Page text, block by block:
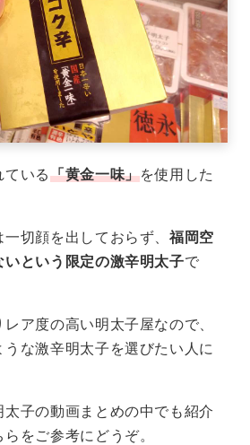
ている「黄金一味」を使用した
一切顔を出しておらず、福岡空
という限定の激辛明太子で
ア度の高い明太子屋なので、
な激辛明太子を選びたい人に
子の動画まとめの中でも紹介
をご参考にどうぞ。